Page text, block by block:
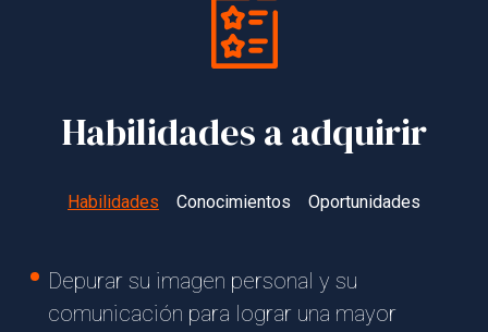
Habilidades a adquirir
Habilidades Conocimientos Oportunidades
Depurar su imagen personal y su
comunicación para lograr una mayor